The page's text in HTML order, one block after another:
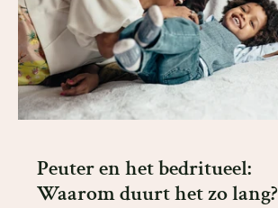
Peuter en het bedritueel:
Waarom duurt het zo lang?